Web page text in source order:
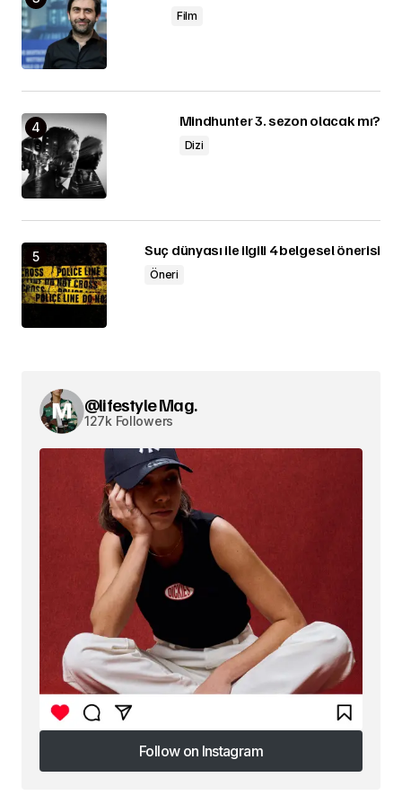
Film
Mindhunter 3. sezon olacak mı?
Dizi
Suç dünyası ile ilgili 4 belgesel önerisi
Öneri
@lifestyle Mag.
127k Followers
Follow on Instagram
Follow on Instagram